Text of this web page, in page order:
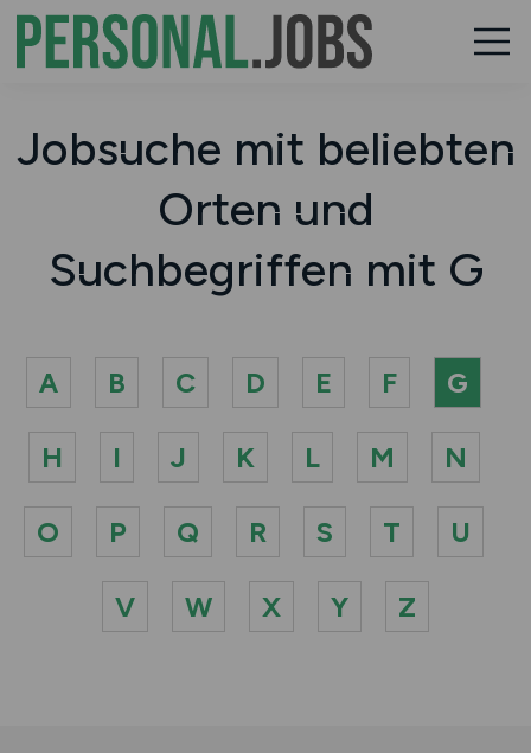
Jobsuche mit beliebten
Orten und
Suchbegriffen mit G
A B C D E F G
H I J K L M N
O P Q R S T U
V W X Y Z